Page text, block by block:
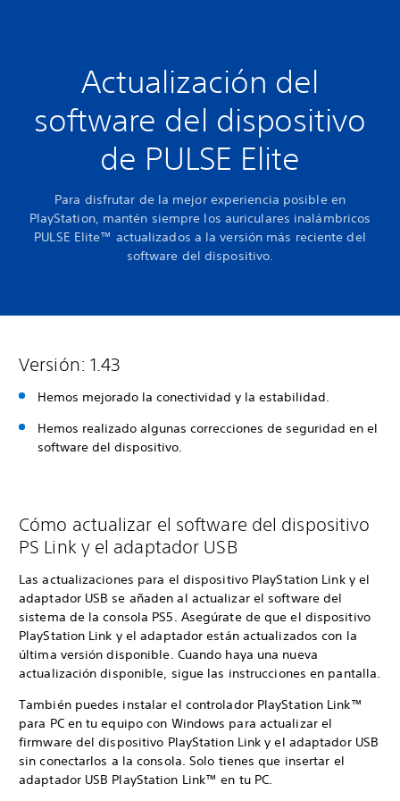
Actualización del
software del dispositivo
de PULSE Elite
Para disfrutar de la mejor experiencia posible en
PlayStation, mantén siempre los auriculares inalámbricos
PULSE Elite™ actualizados a la versión más reciente del
software del dispositivo.
Versión: 1.43
Hemos mejorado la conectividad y la estabilidad.
Hemos realizado algunas correcciones de seguridad en el
software del dispositivo.
Cómo actualizar el software del dispositivo
PS Link y el adaptador USB
Las actualizaciones para el dispositivo PlayStation Link y el
adaptador USB se añaden al actualizar el software del
sistema de la consola PS5. Asegúrate de que el dispositivo
PlayStation Link y el adaptador están actualizados con la
última versión disponible. Cuando haya una nueva
actualización disponible, sigue las instrucciones en pantalla.
También puedes instalar el controlador PlayStation Link™
para PC en tu equipo con Windows para actualizar el
firmware del dispositivo PlayStation Link y el adaptador USB
sin conectarlos a la consola. Solo tienes que insertar el
adaptador USB PlayStation Link™ en tu PC.